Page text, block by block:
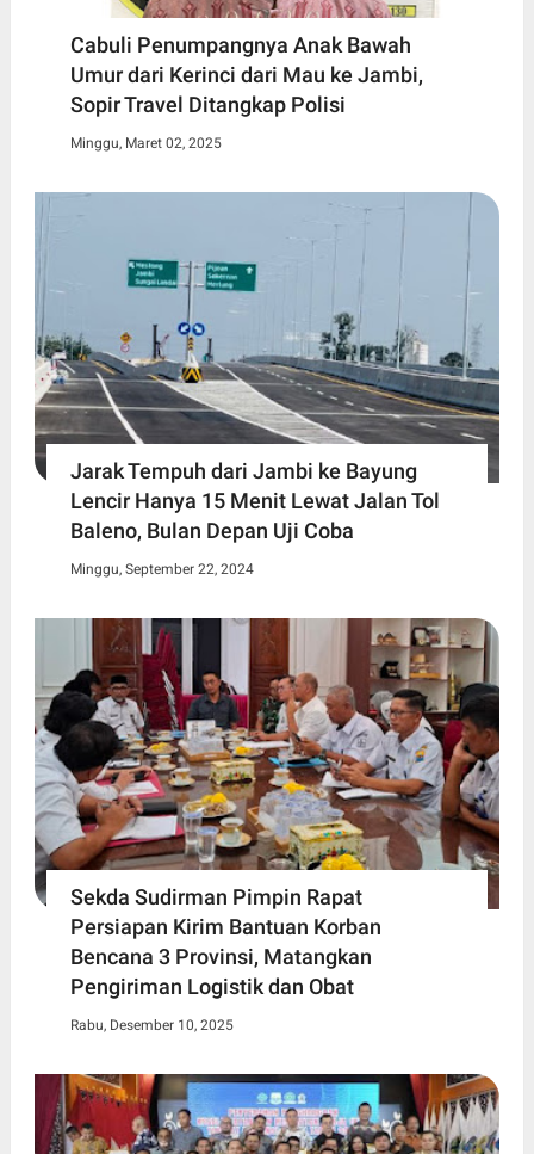
Cabuli Penumpangnya Anak Bawah
Umur dari Kerinci dari Mau ke Jambi,
Sopir Travel Ditangkap Polisi
Minggu, Maret 02, 2025
Jarak Tempuh dari Jambi ke Bayung
Lencir Hanya 15 Menit Lewat Jalan Tol
Baleno, Bulan Depan Uji Coba
Minggu, September 22, 2024
Sekda Sudirman Pimpin Rapat
Persiapan Kirim Bantuan Korban
Bencana 3 Provinsi, Matangkan
Pengiriman Logistik dan Obat
Rabu, Desember 10, 2025